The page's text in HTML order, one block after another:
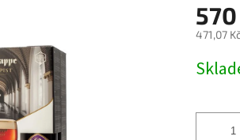
471,07
cena: